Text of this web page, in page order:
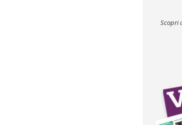
Scopri